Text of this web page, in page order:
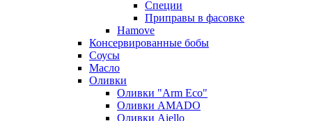
Специи
Приправы в фасовке
Hamove
Консервированные бобы
Соусы
Масло
Оливки
Оливки "Arm Eco"
Оливки AMADO
Оливки Aiello